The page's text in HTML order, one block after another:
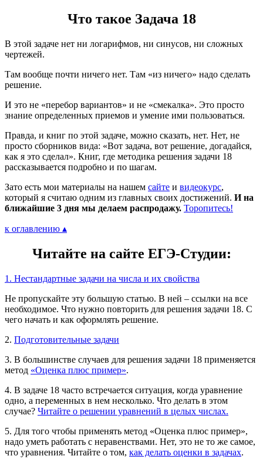
Что такое Задача 18
В этой задаче нет ни логарифмов, ни синусов, ни сложных
чертежей.
Там вообще почти ничего нет. Там «из ничего» надо сделать
решение.
И это не «перебор вариантов» и не «смекалка». Это просто
знание определенных приемов и умение ими пользоваться.
Правда, и книг по этой задаче, можно сказать, нет. Нет, не
просто сборников вида: «Вот задача, вот решение, догадайся,
как я это сделал». Книг, где методика решения задачи 18
рассказывается подробно и по шагам.
Зато есть мои материалы на нашем сайте и видеокурс,
который я считаю одним из главных своих достижений. И на
ближайшие 3 дня мы делаем распродажу. Торопитесь!
к оглавлению ▴
Читайте на сайте ЕГЭ-Студии:
1. Нестандартные задачи на числа и их свойства
Не пропускайте эту большую статью. В ней – ссылки на все
необходимое. Что нужно повторить для решения задачи 18. С
чего начать и как оформлять решение.
2. Подготовительные задачи
3. В большинстве случаев для решения задачи 18 применяется
метод «Оценка плюс пример».
4. В задаче 18 часто встречается ситуация, когда уравнение
одно, а переменных в нем несколько. Что делать в этом
случае? Читайте о решении уравнений в целых числах.
5. Для того чтобы применять метод «Оценка плюс пример»,
надо уметь работать с неравенствами. Нет, это не то же самое,
что уравнения. Читайте о том, как делать оценки в задачах.